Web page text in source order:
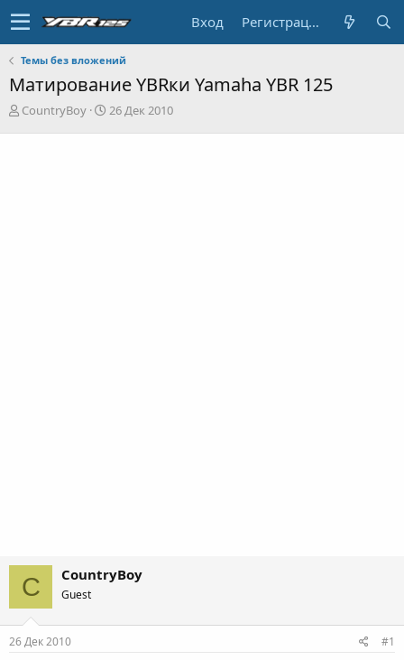
Вход Регистрация
Темы без вложений
Матирование YBRки Yamaha YBR 125
А
CountryBoy
Д
26 Дек 2010
C CountryBoy
Guest
26 Дек 2010 #1